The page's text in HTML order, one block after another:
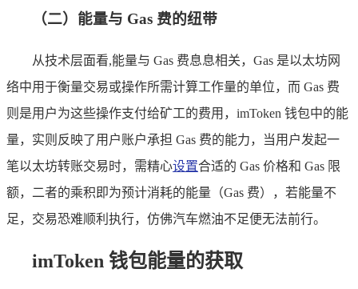
（二）能量与 Gas 费的纽带
从技术层面看,能量与 Gas 费息息相关，Gas 是以太坊网
络中用于衡量交易或操作所需计算工作量的单位，而 Gas 费
则是用户为这些操作支付给矿工的费用，imToken 钱包中的能
量，实则反映了用户账户承担 Gas 费的能力，当用户发起一
笔以太坊转账交易时，需精心设置合适的 Gas 价格和 Gas 限
额，二者的乘积即为预计消耗的能量（Gas 费），若能量不
足，交易恐难顺利执行，仿佛汽车燃油不足便无法前行。
imToken 钱包能量的获取